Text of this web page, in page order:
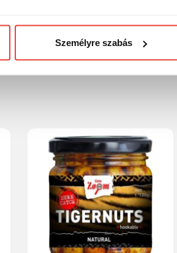
Személyre szabás